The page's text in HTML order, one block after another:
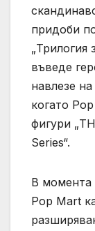
придоби
„Трилогия
въведе
навлезе
когато
фигури
Series“.
В момента
Pop Mart